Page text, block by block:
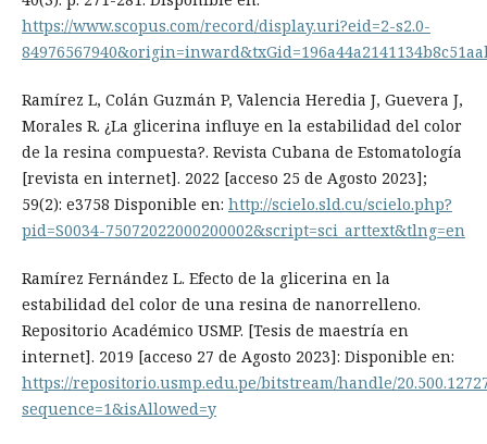
https://www.scopus.com/record/display.uri?eid=2-s2.0-
Ramírez L, Colán Guzmán P, Valencia Heredia J, Guevera J,
Morales R. ¿La glicerina influye en la estabilidad del color
de la resina compuesta?. Revista Cubana de Estomatología
[revista en internet]. 2022 [acceso 25 de Agosto 2023];
59(2): e3758 Disponible en: http://scielo.sld.cu/scielo.php?
pid=S0034-75072022000200002&script=sci_arttext&tlng=en
Ramírez Fernández L. Efecto de la glicerina en la
estabilidad del color de una resina de nanorrelleno.
Repositorio Académico USMP. [Tesis de maestría en
internet]. 2019 [acceso 27 de Agosto 2023]: Disponible en:
https://repositorio.usmp.edu.pe/bitstream/handle/
sequence=1&isAllowed=y